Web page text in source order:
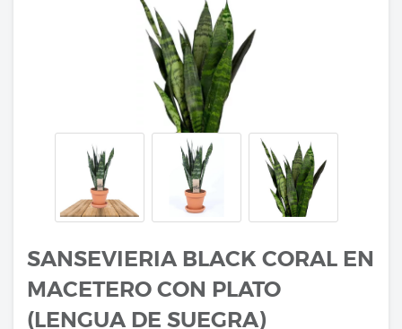
SANSEVIERIA BLACK CORAL EN
MACETERO CON PLATO
(LENGUA DE SUEGRA)